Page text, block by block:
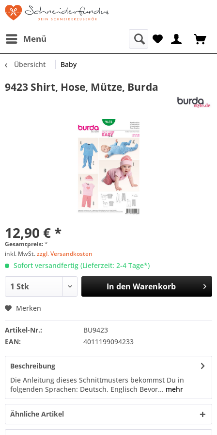
Menü
Übersicht Baby
9423 Shirt, Hose, Mütze, Burda
12,90 € *
Gesamtpreis:*
inkl. MwSt.zzgl. Versandkosten
Sofort versandfertig (Lieferzeit: 2-4 Tage*)
In den Warenkorb
Merken
Artikel-Nr.:
BU9423
EAN:
4011199094233
Beschreibung
Die Anleitung dieses Schnittmusters bekommst Du in
folgenden Sprachen: Deutsch, Englisch Bevor... mehr
Ähnliche Artikel